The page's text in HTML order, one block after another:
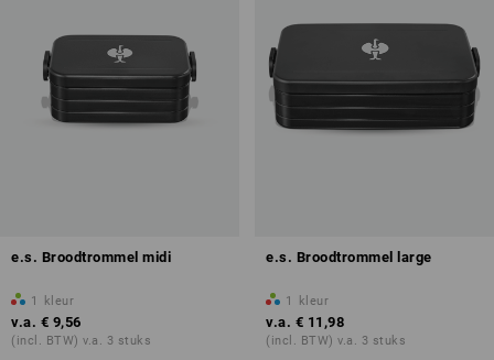
e.s. Broodtrommel midi
1 kleur
v.a. € 9,56
(incl. BTW) v.a. 3 stuks
e.s. Broodtrommel large
1 kleur
v.a. € 11,98
(incl. BTW) v.a. 3 stuks